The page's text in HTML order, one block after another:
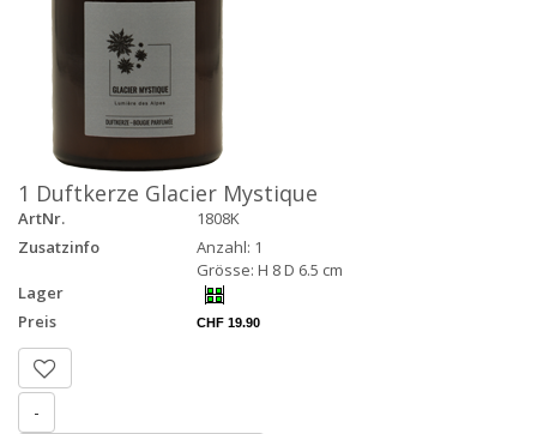
1 Duftkerze Glacier Mystique
ArtNr.
1808K
Zusatzinfo
Anzahl: 1
Grösse: H 8 D 6.5 cm
Lager
Preis
CHF 19.90
-